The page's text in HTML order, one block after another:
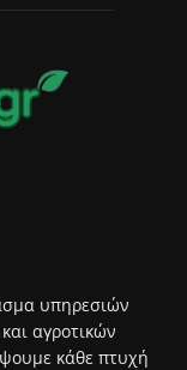
υπηρεσιών
αγροτικών
κάθε πτυχή